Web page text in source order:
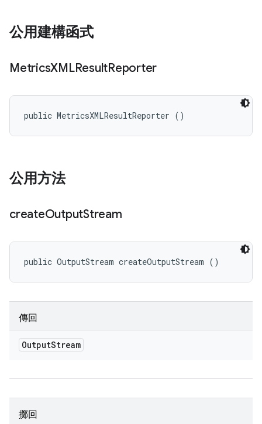
公用建構函式
MetricsXMLResultReporter
public MetricsXMLResultReporter ()
公用方法
createOutputStream
public OutputStream createOutputStream ()
傳回
OutputStream
擲回